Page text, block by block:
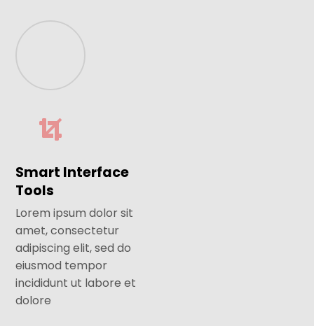
Smart Interface
Tools
Lorem ipsum dolor sit
amet, consectetur
adipiscing elit, sed do
eiusmod tempor
incididunt ut labore et
dolore